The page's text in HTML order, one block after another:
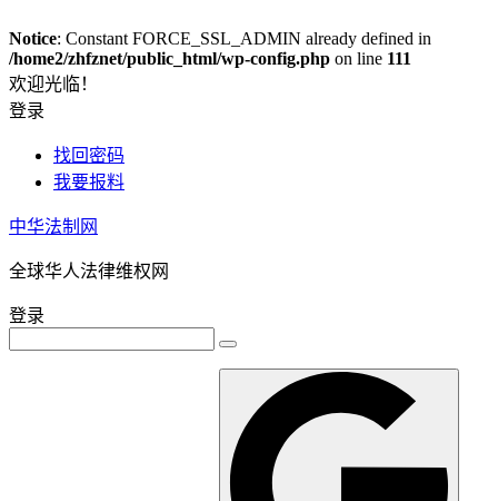
Notice: Constant FORCE_SSL_ADMIN already defined in
/home2/zhfznet/public_html/wp-config.php on line 111
欢迎光临！
登录
找回密码
我要报料
中华法制网
全球华人法律维权网
登录